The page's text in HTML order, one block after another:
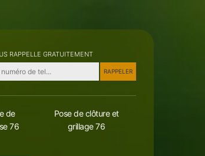
RAPPELLE GRATUITEMENT
de
76
Pose de clôture et
grillage 76